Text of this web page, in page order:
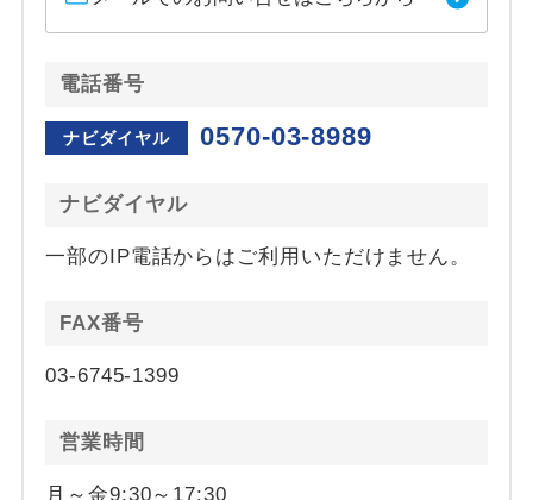
電話番号
ナビダイヤル 0570-03-8989
ナビダイヤル
一部のIP電話からはご利用いただけません。
FAX番号
03-6745-1399
営業時間
月～金9:30～17:30